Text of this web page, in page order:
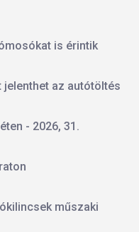
is érintik
az autótöltés
- 2026, 31.
műszaki